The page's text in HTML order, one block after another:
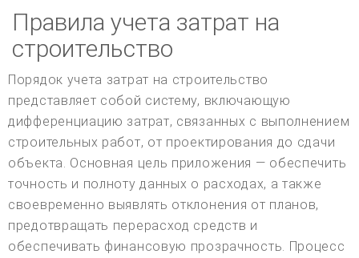
Правила учета затрат на
строительство
Порядок учета затрат на строительство
представляет собой систему, включающую
дифференциацию затрат, связанных с выполнением
строительных работ, от проектирования до сдачи
объекта. Основная цель приложения — обеспечить
точность и полноту данных о расходах, а также
своевременно выявлять отклонения от планов,
предотвращать перерасход средств и
обеспечивать финансовую прозрачность. Процесс